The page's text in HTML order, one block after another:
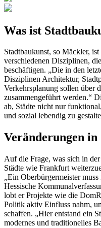
Was ist
Stadtbaukunst, so Mäckler,
verschiedenen Disziplinen,
beschäftigen. „Die in den
Disziplinen Architektur,
Verkehrsplanung sollen über
zusammengeführt werden.“
ab, Städte nicht nur
und sozial lebendig zu
Veränderungen
Auf die Frage, was sich in
Städte wie Frankfurt
„Ein Oberbürgermeister
Hessische
lobt er Projekte wie die
Politik aktiv Einfluss nahm,
schaffen. „Hier entstand ein
modernes und traditionelles